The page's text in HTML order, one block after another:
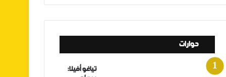
حوارات
تياغو أفيلا: